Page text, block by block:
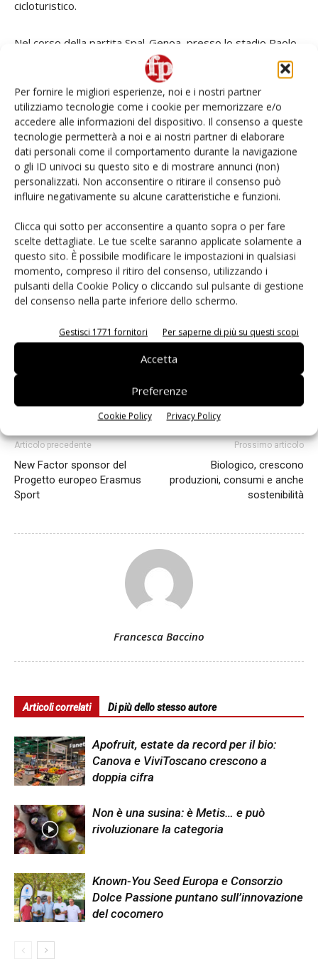
Per fornire le migliori esperienze, noi e i nostri partner
utilizziamo tecnologie come i cookie per memorizzare e/o
accedere alle informazioni del dispositivo. Il consenso a queste
tecnologie permetterà a noi e ai nostri partner di elaborare
dati personali come il comportamento durante la navigazione
o gli ID univoci su questo sito e di mostrare annunci (non)
personalizzati. Non acconsentire o ritirare il consenso può
influire negativamente su alcune caratteristiche e funzioni.
Clicca qui sotto per acconsentire a quanto sopra o per fare
scelte dettagliate. Le tue scelte saranno applicate solamente a
questo sito. È possibile modificare le impostazioni in qualsiasi
momento, compreso il ritiro del consenso, utilizzando i
pulsanti della Cookie Policy o cliccando sul pulsante di gestione
del consenso nella parte inferiore dello schermo.
Gestisci 1771 fornitori Per saperne di più su questi scopi
Accetta
Preferenze
Cookie Policy Privacy Policy
cicloturistico.
Nel corso della partita Spal-Genoa, presso lo stadio Paolo
Mazza di Ferrara, le pere italiane verranno distribuite
insieme ai succhi di frutta e informazioni sulle loro proprietà
nutrizionali, per sensibilizzare il pubblico su questo frutto,
perfetto anche per gli sportivi.
sempre informatoiscriviti alla newsletter
gratuita.
Facebook Twitter
Articolo precedente
New Factor sponsor del
Progetto europeo Erasmus
Sport
Prossimo articolo
Biologico, crescono
produzioni, consumi e anche
sostenibilità
Francesca Baccino
Articoli correlati Di più dello stesso autore
Apofruit, estate da record per il bio:
Canova e ViviToscano crescono a
doppia cifra
Non è una susina: è Metis… e può
rivoluzionare la categoria
Known-You Seed Europa e Consorzio
Dolce Passione puntano sull’innovazione
del cocomero